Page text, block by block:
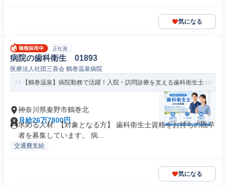
気になる
正社員
病院の歯科衛生 01893
医療法人社団三喜会 鶴巻温泉病院
【鶴巻温泉】病院勤務で活躍！入院・訪問診療を支える歯科衛生士
神奈川県秦野市鶴巻北
月給26万7800円
求める人材: 【対象となる方】 歯科衛生士資格をお持ちの既卒
者を募集しています。 病...
交通費支給
気になる